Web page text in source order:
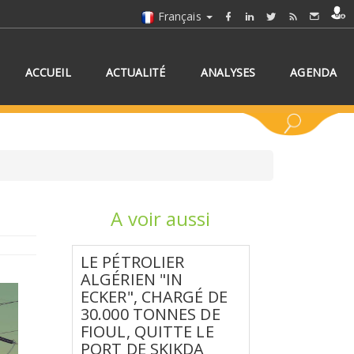
Français
ACCUEIL ACTUALITÉ ANALYSES AGENDA
UN/DES PAYS
A voir aussi
LE PÉTROLIER
ALGÉRIEN "IN
ECKER", CHARGÉ DE
30.000 TONNES DE
FIOUL, QUITTE LE
PORT DE SKIKDA